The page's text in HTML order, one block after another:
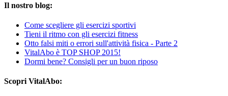
Il nostro blog:
Come scegliere gli esercizi sportivi
Tieni il ritmo con gli esercizi fitness
Otto falsi miti o errori sull'attività fisica - Parte 2
VitalAbo è TOP SHOP 2015!
Dormi bene? Consigli per un buon riposo
Scopri VitalAbo: